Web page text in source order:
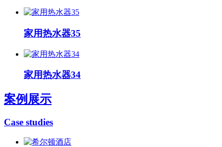
家用热水器35
家用热水器34
案例展示
Case studies